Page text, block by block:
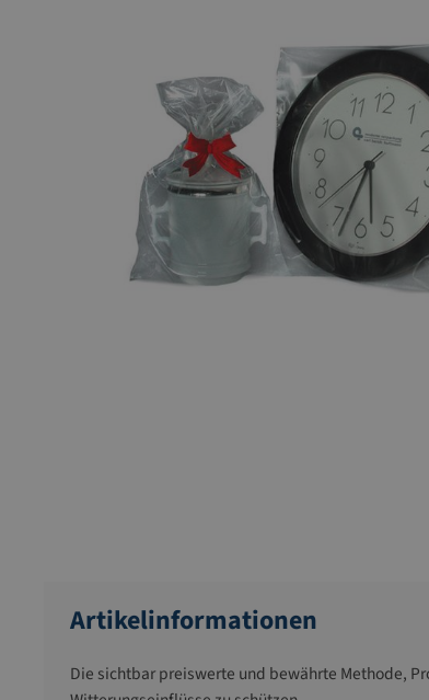
Artikelinformationen
Die sichtbar preiswerte und bewährte Methode,